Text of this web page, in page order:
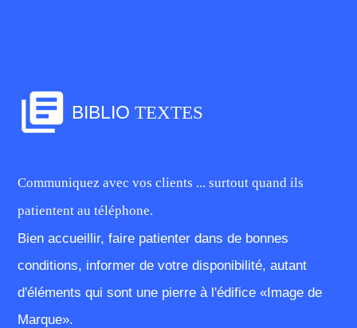
library_books BIBLIOTEXTES
Communiquez avec vos clients ... surtout quand ils
patientent au téléphone.
Bien accueillir, faire patienter dans de bonnes
conditions, informer de votre disponibilité, autant
d'éléments qui sont une pierre à l'édifice «Image de
Marque».